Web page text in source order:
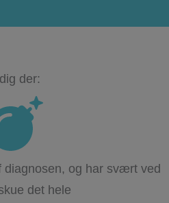
der:
og har svært ved
det hele